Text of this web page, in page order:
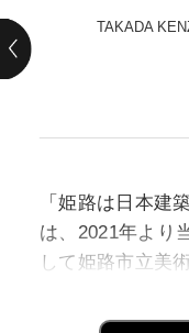
TAKADA
「姫路は日本建
は、2021年より
して姫路市立美
ツンツン、圓教